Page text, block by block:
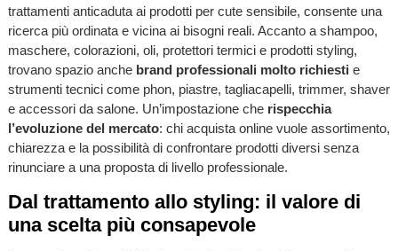
trattamenti anticaduta ai prodotti per cute sensibile, consente una
ricerca più ordinata e vicina ai bisogni reali. Accanto a shampoo,
maschere, colorazioni, oli, protettori termici e prodotti styling,
trovano spazio anche brand professionali molto richiesti e
strumenti tecnici come phon, piastre, tagliacapelli, trimmer, shaver
e accessori da salone. Un’impostazione che rispecchia
l’evoluzione del mercato: chi acquista online vuole assortimento,
chiarezza e la possibilità di confrontare prodotti diversi senza
rinunciare a una proposta di livello professionale.
Dal trattamento allo styling: il valore di
una scelta più consapevole